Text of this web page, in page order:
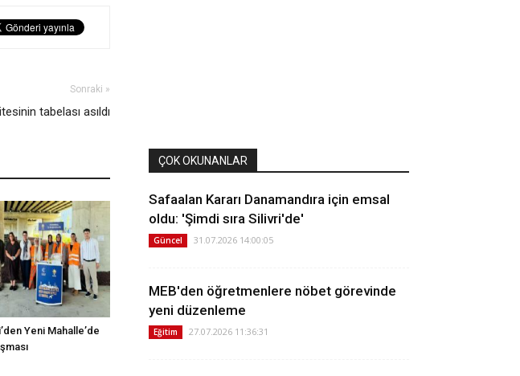
Sonraki »
tabelası asıldı
Yeni Mahalle’de
ÇOK OKUNANLAR
Safaalan Kararı Danamandıra için emsal
oldu: 'Şimdi sıra Silivri'de'
Güncel 31.07.2026 14:00:05
MEB'den öğretmenlere nöbet görevinde
yeni düzenleme
Eğitim 27.07.2026 11:36:31